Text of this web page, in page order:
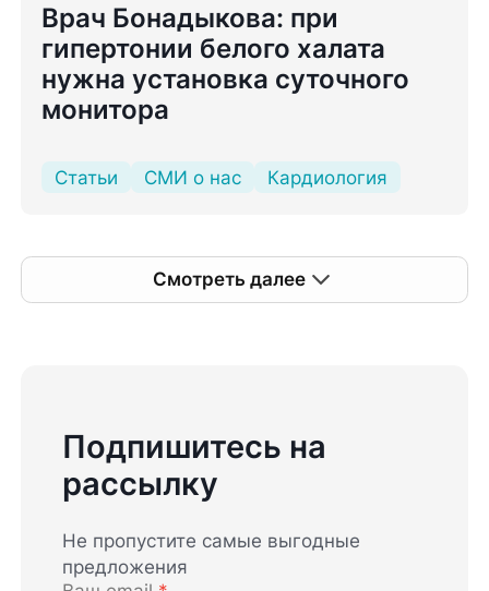
Врач Бонадыкова: при
гипертонии белого халата
нужна установка суточного
монитора
Статьи СМИ о нас Кардиология
Смотреть далее
Подпишитесь на
рассылку
Не пропустите самые выгодные
предложения